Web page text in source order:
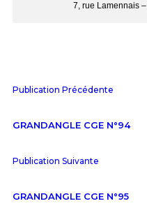
7, rue Lamennais
Publication Précédente
GRANDANGLE CGE N°94
Publication Suivante
GRANDANGLE CGE N°95